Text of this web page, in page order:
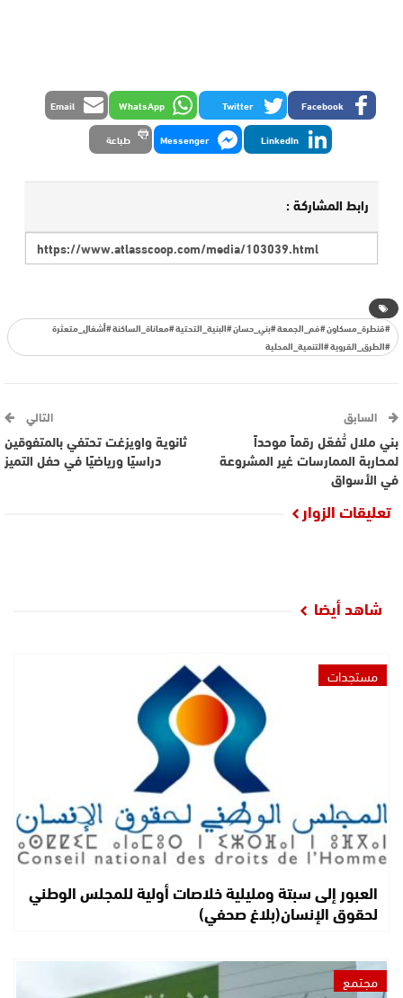
Facebook
Twitter
WhatsApp
Email
LinkedIn
Messenger طباعة
رابط المشاركة :
#قنطرة_مسكاون #فم_الجمعة #بني_حسان #البنية_التحتية #معاناة_الساكنة #أشغال_متعثرة
#الطرق_القروية #التنمية_المحلية
السابق
بني ملال تُفعّل رقماً موحداً
لمحاربة الممارسات غير المشروعة
في الأسواق
التالي
ثانوية واويزغت تحتفي بالمتفوقين
دراسيًا ورياضيًا في حفل التميز
تعليقات الزوار
شاهد أيضا
مستجدات
العبور إلى سبتة ومليلية خلاصات أولية للمجلس الوطني
لحقوق الإنسان(بلاغ صحفي)
مجتمع